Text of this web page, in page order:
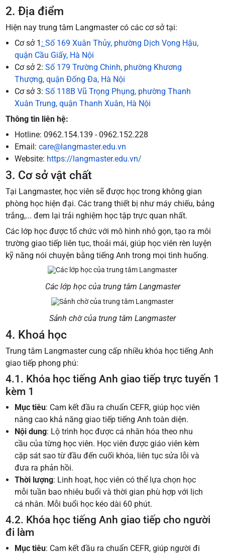
2. Địa điểm
Hiện nay trung tâm Langmaster có các cơ sở tại:
Cơ sở 1 : Số 169 Xuân Thủy, phường Dịch Vọng Hậu,
quận Cầu Giấy, Hà Nội
Cơ sở 2: Số 179 Trường Chinh, phường Khương
Thượng, quận Đống Đa, Hà Nội
Cơ sở 3: Số 118B Vũ Trọng Phụng, phường Thanh
Xuân Trung, quận Thanh Xuân, Hà Nội
Thông tin liên hệ:
Hotline: 0962.154.139 - 0962.152.228
Email: care@langmaster.edu.vn
Website: https://langmaster.edu.vn/
3. Cơ sở vật chất
Tại Langmaster, học viên sẽ được học trong không gian
phòng học hiện đại. Các trang thiết bị như máy chiếu, bảng
trắng,... đem lại trải nghiệm học tập trực quan nhất.
Các lớp học được tổ chức với mô hình nhỏ gọn, tạo ra môi
trường giao tiếp liên tục, thoải mái, giúp học viên rèn luyện
kỹ năng nói chuyện bằng tiếng Anh trong mọi tình huống.
Các lớp học của trung tâm Langmaster
Sảnh chờ của trung tâm Langmaster
4. Khoá học
Trung tâm Langmaster cung cấp nhiều khóa học tiếng Anh
giao tiếp phong phú:
4.1. Khóa học tiếng Anh giao tiếp trực tuyến 1
kèm 1
Mục tiêu: Cam kết đầu ra chuẩn CEFR, giúp học viên
nâng cao khả năng giao tiếp tiếng Anh toàn diện.
Nội dung: Lộ trình học được cá nhân hóa theo nhu
cầu của từng học viên. Học viên được giáo viên kèm
cặp sát sao từ đầu đến cuối khóa, liên tục sửa lỗi và
đưa ra phản hồi.
Thời lượng: Linh hoạt, học viên có thể lựa chọn học
mỗi tuần bao nhiêu buổi và thời gian phù hợp với lịch
cá nhân. Mỗi buổi học kéo dài 60 phút.
4.2. Khóa học tiếng Anh giao tiếp cho người
đi làm
Mục tiêu: Cam kết đầu ra chuẩn CEFR, giúp người đi